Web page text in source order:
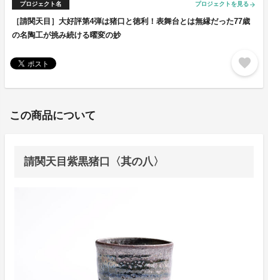
プロジェクト名 プロジェクトを見る arrow_forward
［請関天目］大好評第4弾は猪口と徳利！表舞台とは無縁だった77歳
の名陶工が挑み続ける曜変の妙
favorite
この商品について
請関天目紫黒猪口〈其の八〉